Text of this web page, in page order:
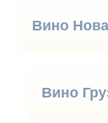
Вино
Вино